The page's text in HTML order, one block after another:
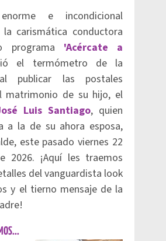
e incondicional
la carismática conductora
programa 'Acércate a
el termómetro de la
publicar las postales
matrimonio de su hijo, el
Luis Santiago, quien
a la de su ahora esposa,
este pasado viernes 22
2026. ¡Aquí les traemos
del vanguardista look
y el tierno mensaje de la